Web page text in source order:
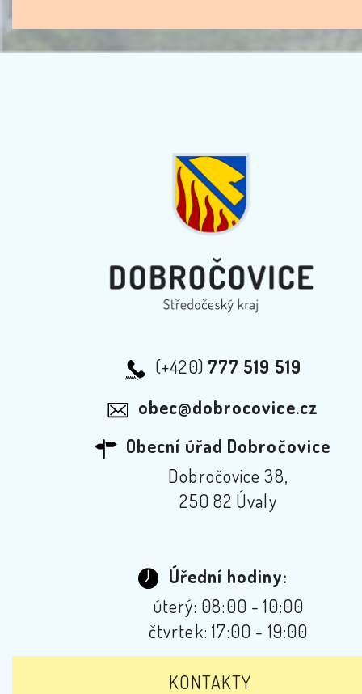
(+420) 777 519 519
obec@dobrocovice.cz
Obecní úřad Dobročovice
Dobročovice 38,
250 82 Úvaly
Úřední hodiny:
úterý: 08:00 - 10:00
čtvrtek: 17:00 - 19:00
KONTAKTY